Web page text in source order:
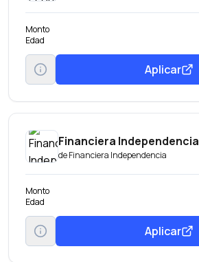
Monto
Edad
Aplicar
Financiera Independencia
deFinanciera Independencia
Monto
Edad
Aplicar